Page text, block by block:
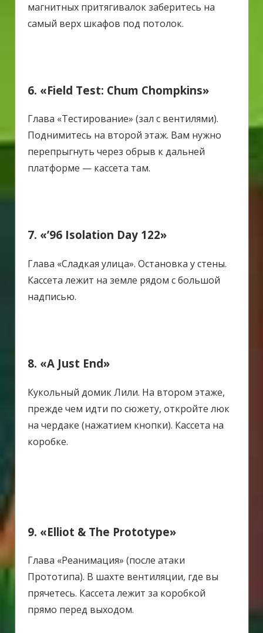
магнитных притягивалок заберитесь на
самый верх шкафов под потолок.
6. «Field Test: Chum Chompkins»
Глава «Тестирование» (зал с вентилями).
Поднимитесь на второй этаж. Вам нужно
перепрыгнуть через обрыв к дальней
платформе — кассета там.
7. «’96 Isolation Day 122»
Глава «Сладкая улица». Остановка у стены.
Кассета лежит на земле рядом с большой
надписью.
8. «A Just End»
Кукольный домик Лили. На втором этаже,
прежде чем идти по сюжету, откройте люк
на чердаке (нажатием кнопки). Кассета на
коробке.
9. «Elliot & The Prototype»
Глава «Реанимация» (после атаки
Прототипа). В шахте вентиляции, где вы
прячетесь. Кассета лежит за коробкой
прямо перед выходом.